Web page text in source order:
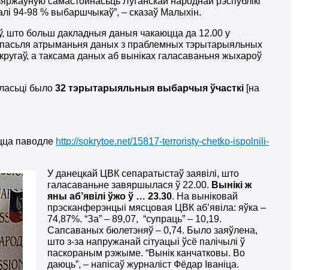
94-98 % выбаршчыкаў”, – сказаў Малыхін.
што больш дакладныя даныя чакаюцца да 12.00 у
пасьля атрыманьня даных з праблемных тэрытарыяльных
а таксама даных аб выніках галасаваньня жыхароў
было32 тэрытарыяльныя выбарчыя ўчасткі [на
паводле http://sokrytoe.net/15817-terroristy-chetko-ispolnili-
У данецкай ЦВК сепаратыстаў заявілі, што
галасаваньне завяршылася ў 22.00. Вынікі ж
яны аб’явілі ўжо ў … 23.30. На выніковай
прэсканферэнцыі мясцовая ЦВК аб’явіла: яўка –
74,87%. “За” – 89,07, “супраць” – 10,19.
Сапсаваных бюлетэняў – 0,74. Было заяўлена,
што з-за напружанай сітуацыі ўсё палічылі ў
паскораным рэжыме. “Вынік канчатковы. Во
даюць”, – напісаў журналіст Фёдар Іваніца.